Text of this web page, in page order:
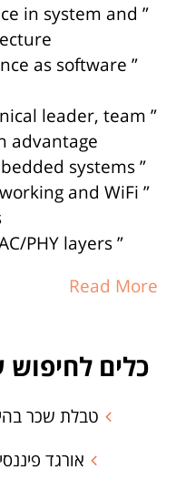
in system and
as software
leader, team
advantage
” Deep understanding in embedded systems
and WiFi
” Understanding Radio MAC/PHY layers
Read More
כלים לחיפוש
טבלת שכר
אורגד